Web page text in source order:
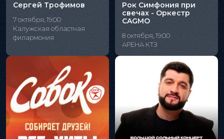
Сергей Трофимов
7 октября, 19:00
Калужская областная
филармония
Рок Симфония при
свечах - Оркестр
CAGMO
8 октября, 19:00
АРЕНА КТЗ